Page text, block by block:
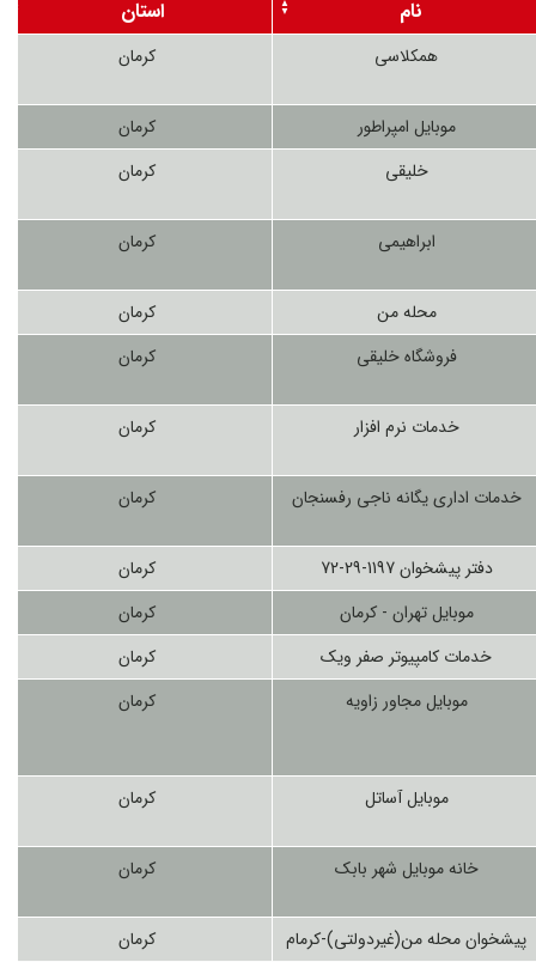
نام استان
همکلاسی کرمان
موبایل امپراطور
کرمان
خلیقی
کرمان
ابراهیمی کرمان
محله من
کرمان
فروشگاه خلیقی
کرمان
خدمات نرم افزار کرمان
خدمات اداری یگانه ناجی رفسنجان کرمان
دفتر پیشخوان 1197-29-72
کرمان
موبایل تهران - کرمان
کرمان
خدمات کامپیوتر صفر ویک
کرمان
موبایل مجاور زاویه
کرمان
موبایل آساتل کرمان
خانه موبایل شهر بابک کرمان
پیشخوان محله من(غیردولتی)-کرمام کرمان